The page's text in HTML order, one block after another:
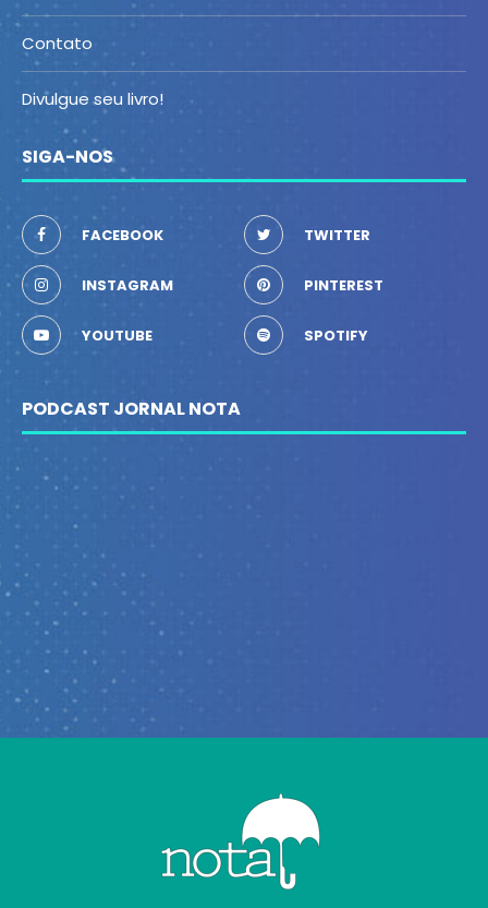
Contato
Divulgue seu livro!
SIGA-NOS
FACEBOOK TWITTER
INSTAGRAM PINTEREST
YOUTUBE SPOTIFY
PODCAST JORNAL NOTA